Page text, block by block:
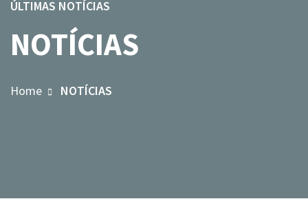
ÚLTIMAS NOTÍCIAS
NOTÍCIAS
Home NOTÍCIAS